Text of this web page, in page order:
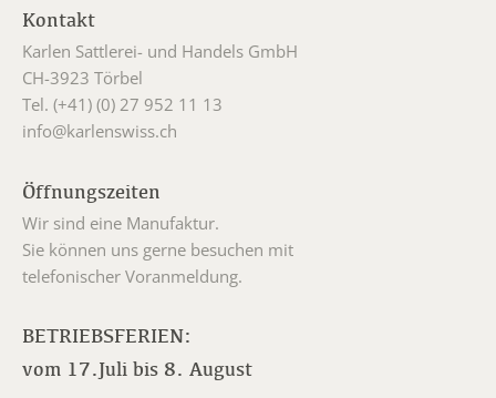
Kontakt
Karlen Sattlerei- und Handels GmbH
CH-3923 Törbel
Tel. (+41) (0) 27 952 11 13
info@karlenswiss.ch
Öffnungszeiten
Wir sind eine Manufaktur.
Sie können uns gerne besuchen mit
telefonischer Voranmeldung.
BETRIEBSFERIEN:
vom 17.Juli bis 8. August